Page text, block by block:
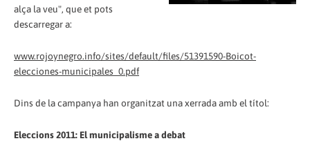
alça la veu", que et pots
descarregar a:
www.rojoynegro.info/sites/default/files/51391590-Boicot-
elecciones-municipales_0.pdf
Dins de la campanya han organitzat una xerrada amb el títol:
Eleccions 2011: El municipalisme a debat